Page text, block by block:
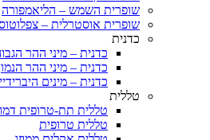
שופרית השמש – הליאמפורה
שופרית אוסטרלית –
כדנית
כדנית – מיני ההר
כדנית – מיני ההר
כדנית – מינים
טללית
טללית תת-טרופית
טללית טרופית